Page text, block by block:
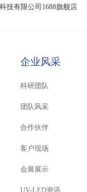
技有限公司1688旗舰店
企业风采
科研团队
团队风采
合作伙伴
客户现场
会展展示
UV-LED资讯